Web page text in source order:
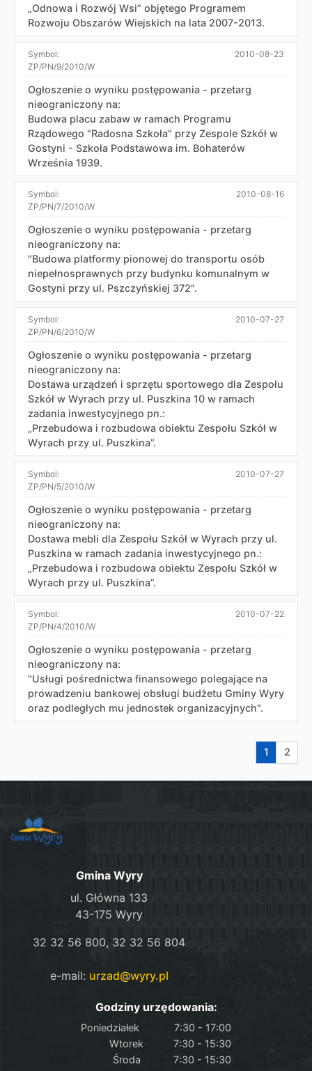
„Odnowa i Rozwój Wsi” objętego Programem
Rozwoju Obszarów Wiejskich na lata 2007-2013.
Symbol:
ZP/PN/9/2010/W
2010-08-23
Ogłoszenie o wyniku postępowania - przetarg
nieograniczony na:
Budowa placu zabaw w ramach Programu
Rządowego "Radosna Szkoła" przy Zespole Szkół w
Gostyni - Szkoła Podstawowa im. Bohaterów
Września 1939.
Symbol:
ZP/PN/7/2010/W
2010-08-16
Ogłoszenie o wyniku postępowania - przetarg
nieograniczony na:
"Budowa platformy pionowej do transportu osób
niepełnosprawnych przy budynku komunalnym w
Gostyni przy ul. Pszczyńskiej 372".
Symbol:
ZP/PN/6/2010/W
2010-07-27
Ogłoszenie o wyniku postępowania - przetarg
nieograniczony na:
Dostawa urządzeń i sprzętu sportowego dla Zespołu
Szkół w Wyrach przy ul. Puszkina 10 w ramach
zadania inwestycyjnego pn.:
„Przebudowa i rozbudowa obiektu Zespołu Szkół w
Wyrach przy ul. Puszkina”.
Symbol:
ZP/PN/5/2010/W
2010-07-27
Ogłoszenie o wyniku postępowania - przetarg
nieograniczony na:
Dostawa mebli dla Zespołu Szkół w Wyrach przy ul.
Puszkina w ramach zadania inwestycyjnego pn.:
„Przebudowa i rozbudowa obiektu Zespołu Szkół w
Wyrach przy ul. Puszkina”.
Symbol:
ZP/PN/4/2010/W
2010-07-22
Ogłoszenie o wyniku postępowania - przetarg
nieograniczony na:
"Usługi pośrednictwa finansowego polegające na
prowadzeniu bankowej obsługi budżetu Gminy Wyry
oraz podległych mu jednostek organizacyjnych".
Aktualna
1 2
Gmina Wyry
ul. Główna 133
43-175 Wyry
32 32 56 800, 32 32 56 804
e-mail: urzad@wyry.pl
Godziny urzędowania:
Poniedziałek
7:30 - 17:00
Wtorek
7:30 - 15:30
Środa
7:30 - 15:30